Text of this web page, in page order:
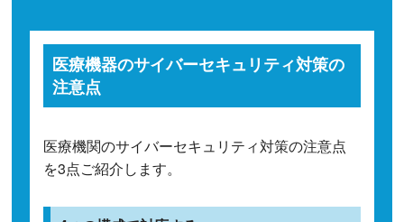
医療機器のサイバーセキュリティ対策の
注意点
医療機関のサイバーセキュリティ対策の注意点
を3点ご紹介します。